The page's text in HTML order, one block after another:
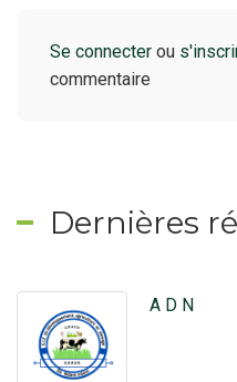
Se connecter ou
commentaire
Dernières
A D N